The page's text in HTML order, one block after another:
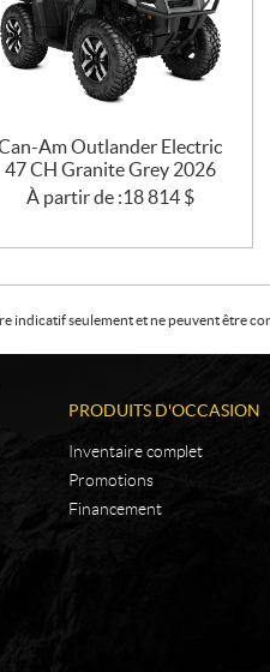
Am Outlander Electric
47 CH Granite Grey 2026
À partir de :18 814 $
indicatif seulement et ne peuvent être
PRODUITS D'OCCASION
Inventaire complet
Promotions
Financement